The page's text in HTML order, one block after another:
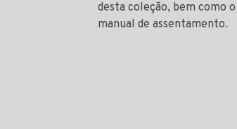
desta coleção, bem como
manual de assentamento.